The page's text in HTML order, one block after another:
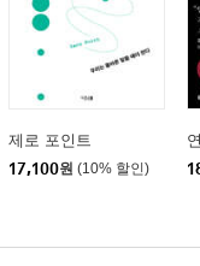
제로 포인트
17,100원 (10% 할인)